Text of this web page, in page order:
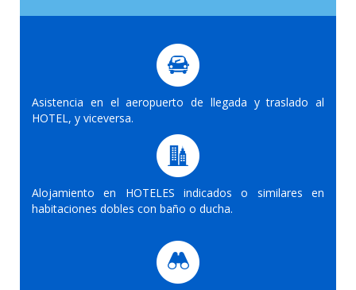
Asistencia en el aeropuerto de llegada y traslado al
HOTEL, y viceversa.
Alojamiento en HOTELES indicados o similares en
habitaciones dobles con baño o ducha.